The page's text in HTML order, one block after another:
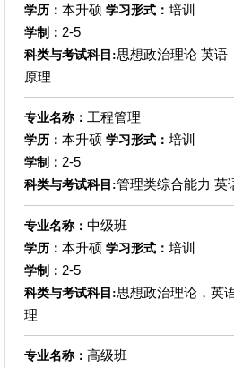
学历： 本升硕 学习形式： 培训
学制： 2-5
科类与考试科目:思想政治理论 英语
原理
专业名称： 工程管理
学历： 本升硕 学习形式： 培训
学制： 2-5
科类与考试科目:管理类综合能力 英
专业名称： 中级班
学历： 本升硕 学习形式： 培训
学制： 2-5
科类与考试科目:思想政治理论，英
理
专业名称： 高级班